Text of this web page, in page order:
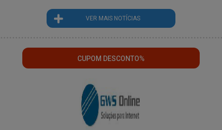
VER MAIS NOTÍCIAS
CUPOM DESCONTO%